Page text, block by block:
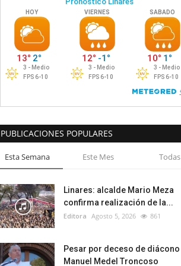
PUBLICACIONES POPULARES
Esta Semana Este Mes Todas
Linares: alcalde Mario Meza
confirma realización de la...
Editora Agosto 5, 2026 861
Pesar por deceso de diácono
Manuel Medel Troncoso